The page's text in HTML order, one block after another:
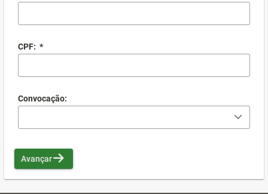
CPF: *
Convocação:
Avançar